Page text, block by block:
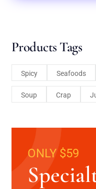
Products Tags
Spicy Seafoods
Soup Crap
ONLY $59